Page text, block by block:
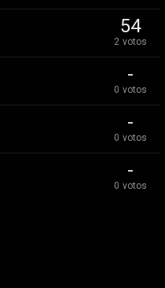
54
2 votos
-
0 votos
-
0 votos
-
0 votos